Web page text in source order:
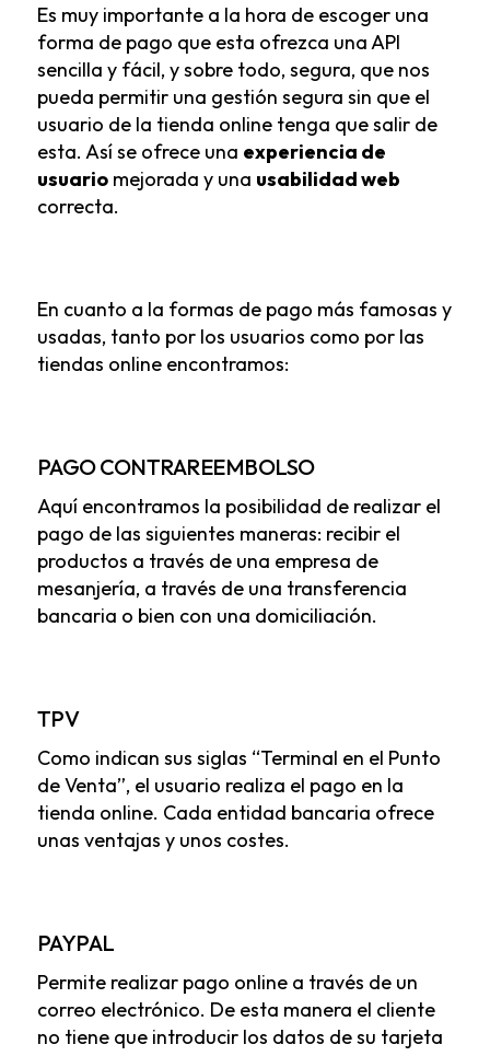
Es muy importante a la hora de escoger una
forma de pago que esta ofrezca una API
sencilla y fácil, y sobre todo, segura, que nos
pueda permitir una gestión segura sin que el
usuario de la tienda online tenga que salir de
esta. Así se ofrece una experiencia de
usuario mejorada y una usabilidad web
correcta.
En cuanto a la formas de pago más famosas y
usadas, tanto por los usuarios como por las
tiendas online encontramos:
PAGO CONTRAREEMBOLSO
Aquí encontramos la posibilidad de realizar el
pago de las siguientes maneras: recibir el
productos a través de una empresa de
mesanjería, a través de una transferencia
bancaria o bien con una domiciliación.
TPV
Como indican sus siglas “Terminal en el Punto
de Venta”, el usuario realiza el pago en la
tienda online. Cada entidad bancaria ofrece
unas ventajas y unos costes.
PAYPAL
Permite realizar pago online a través de un
correo electrónico. De esta manera el cliente
no tiene que introducir los datos de su tarjeta